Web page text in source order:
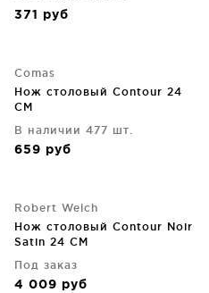
371 руб
Comas
Нож столовый Contour 24
CM
В наличии 477 шт.
659 руб
Robert Welch
Нож столовый Contour Noir
Satin 24 CM
Под заказ
4 009 руб